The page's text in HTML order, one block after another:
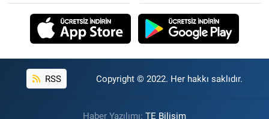
RSS Copyright © 2022. Her hakkı saklıdır.
Haber Yazılımı: TE Bilişim